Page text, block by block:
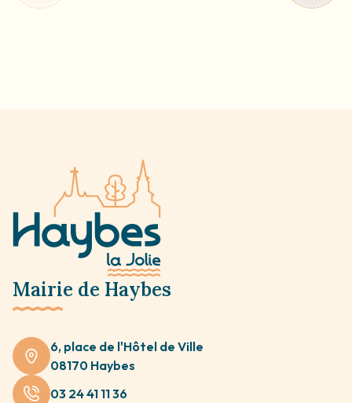
Mairie de Haybes
6, place de l'Hôtel de Ville
08170 Haybes
03 24 41 11 36